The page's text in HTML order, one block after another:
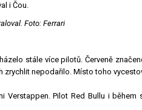
i Čou.
Foto: Ferrari
stále více pilotů. Červeně
zrychlit nepodařilo. Místo toho
Verstappen. Pilot Red Bullu i